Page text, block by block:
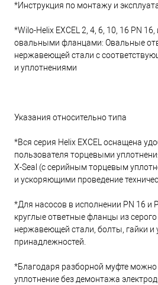
*Инструкция по монтажу и
*Wilo-Helix EXCEL 2, 4, 6, 10, 16 PN
овальными фланцами: Овальные
нержавеющей стали с
и уплотнениями
Указания относительно типа
*Вся серия Helix EXCEL оснащена
пользователя торцевыми
X-Seal (с серийным торцевым
и ускоряющими проведение
*Для насосов в исполнении PN 16 и
круглые ответные фланцы из серого
нержавеющей стали, болты, гайки и
принадлежностей.
*Благодаря разборной муфте можно
уплотнение без демонтажа